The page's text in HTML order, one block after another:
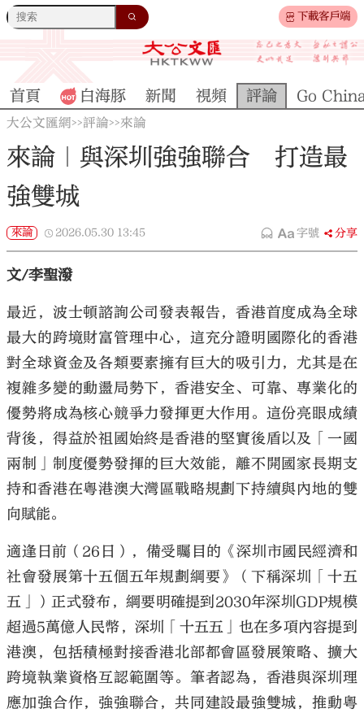
下載客戶端
大公文匯
首頁 白海豚 新聞 視頻 評論 Go
大公文匯網>>評論>>來論
來論｜與深圳強強聯合 打造最
強雙城
來論 2026.05.30 13:45 字號 分享
文/李聖潑
最近，波士頓諮詢公司發表報告，香港首度成為全球
最大的跨境財富管理中心，這充分證明國際化的香港
對全球資金及各類要素擁有巨大的吸引力，尤其是在
複雜多變的動盪局勢下，香港安全、可靠、專業化的
優勢將成為核心競爭力發揮更大作用。這份亮眼成績
背後，得益於祖國始終是香港的堅實後盾以及「一國
兩制」制度優勢發揮的巨大效能，離不開國家長期支
持和香港在粵港澳大灣區戰略規劃下持續與內地的雙
向賦能。
適逢日前（26日），備受矚目的《深圳市國民經濟和
社會發展第十五個五年規劃綱要》（下稱深圳「十五
五」）正式發布，綱要明確提到2030年深圳GDP規模
超過5萬億人民幣，深圳「十五五」也在多項內容提到
港澳，包括積極對接香港北部都會區發展策略、擴大
跨境執業資格互認範圍等。筆者認為，香港與深圳理
應加強合作，強強聯合，共同建設最強雙城，推動粵